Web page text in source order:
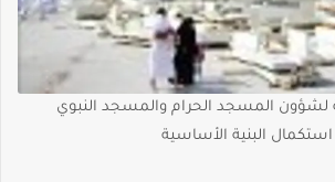
لشؤون المسجد الحرام والمسجد النبوي
البنية الأساسية